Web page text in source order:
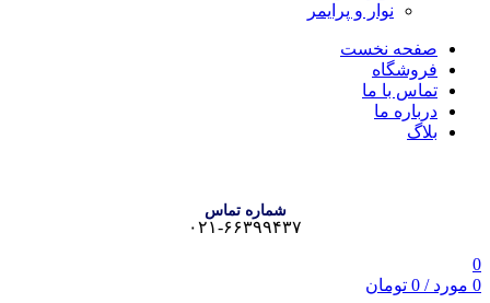
نوار و پرایمر
صفحه نخست
فروشگاه
تماس با ما
درباره ما
بلاگ
شماره تماس
۰۲۱-۶۶۳۹۹۴۳۷
0
0 مورد /
0 تومان